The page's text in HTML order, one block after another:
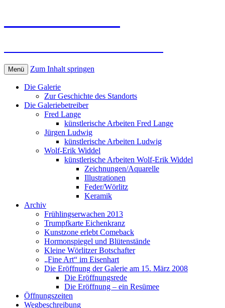
Menü Zum Inhalt springen
Die Galerie
Zur Geschichte des Standorts
Die Galeriebetreiber
Fred Lange
künstlerische Arbeiten Fred Lange
Jürgen Ludwig
künstlerische Arbeiten Ludwig
Wolf-Erik Widdel
künstlerische Arbeiten Wolf-Erik Widdel
Zeichnungen/Aquarelle
Illustrationen
Feder/Wörlitz
Keramik
Archiv
Frühlingserwachen 2013
Trumpfkarte Eichenkranz
Kunstzone erlebt Comeback
Hormonspiegel und Blütenstände
Kleine Wörlitzer Botschafter
„Fine Art“ im Eisenhart
Die Eröffnung der Galerie am 15. März 2008
Die Eröffnungsrede
Die Eröffnung – ein Resümee
Öffnungszeiten
Wegbeschreibung